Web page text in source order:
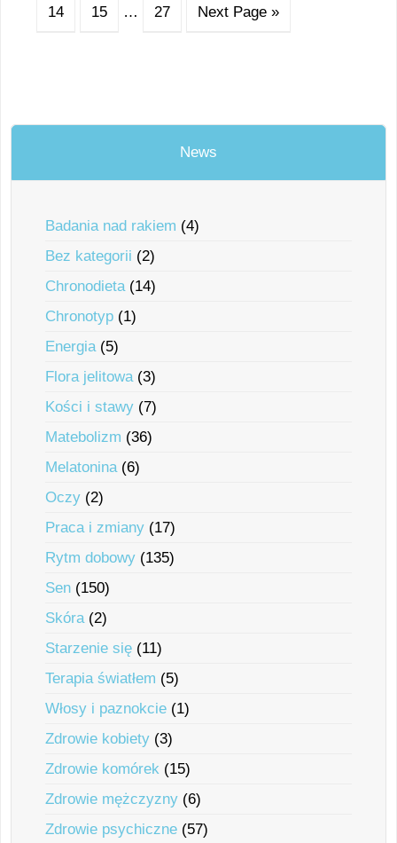
14 15 … 27 Next Page »
News
Badania nad rakiem (4)
Bez kategorii (2)
Chronodieta(14)
Chronotyp (1)
Energia(5)
Flora jelitowa(3)
Kości i stawy (7)
Matebolizm (36)
Melatonina(6)
Oczy (2)
Praca i zmiany (17)
Rytm dobowy (135)
Sen (150)
Skóra(2)
Starzenie się (11)
Terapia światłem (5)
Włosy i paznokcie (1)
Zdrowie kobiety (3)
Zdrowie komórek (15)
Zdrowie mężczyzny (6)
Zdrowie psychiczne (57)